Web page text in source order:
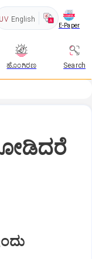
UV English
E-Paper
ಹೊಂಗಿರಣ Search